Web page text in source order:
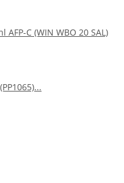
C (WIN WBO 20 SAL)